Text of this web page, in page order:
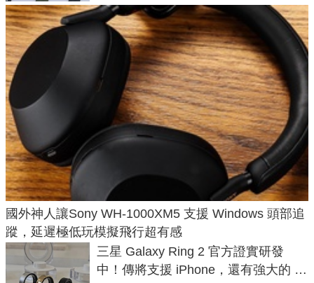
國外神人讓Sony WH-1000XM5 支援 Windows 頭部追
蹤，延遲極低玩模擬飛行超有感
三星 Galaxy Ring 2 官方證實研發
中！傳將支援 iPhone，還有強大的 AI